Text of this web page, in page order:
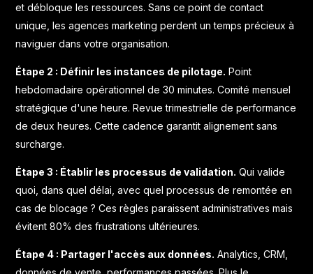
et débloque les ressources. Sans ce point de contact
unique, les agences marketing perdent un temps précieux à
naviguer dans votre organisation.
Étape 2 : Définir les instances de pilotage. Point
hebdomadaire opérationnel de 30 minutes. Comité mensuel
stratégique d'une heure. Revue trimestrielle de performance
de deux heures. Cette cadence garantit alignement sans
surcharge.
Étape 3 : Établir les processus de validation. Qui valide
quoi, dans quel délai, avec quel processus de remontée en
cas de blocage ? Ces règles paraissent administratives mais
évitent 80% des frustrations ultérieures.
Étape 4 : Partager l'accès aux données. Analytics, CRM,